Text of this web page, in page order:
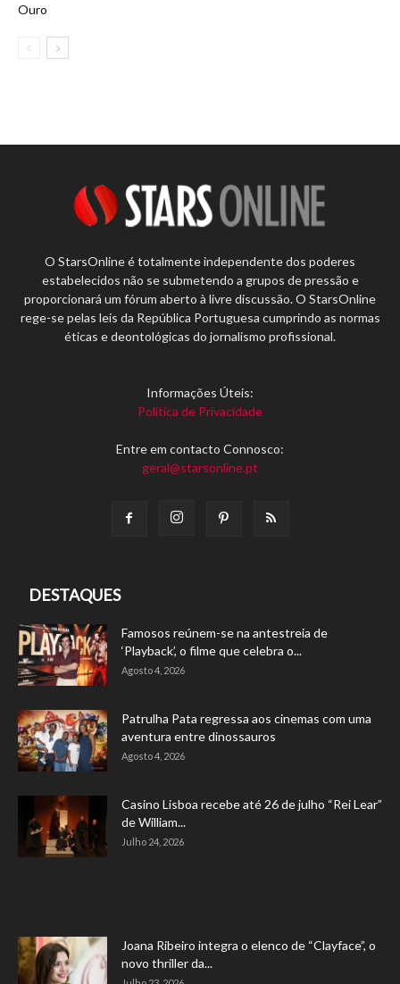
Ouro
O StarsOnline é totalmente independente dos poderes
estabelecidos não se submetendo a grupos de pressão e
proporcionará um fórum aberto à livre discussão. O StarsOnline
rege-se pelas leis da República Portuguesa cumprindo as normas
éticas e deontológicas do jornalismo profissional.
Informações Úteis:
Política de Privacidade
Entre em contacto Connosco:
geral@starsonline.pt
DESTAQUES
Famosos reúnem-se na antestreia de
‘Playback’, o filme que celebra o...
Agosto 4, 2026
Patrulha Pata regressa aos cinemas com uma
aventura entre dinossauros
Agosto 4, 2026
Casino Lisboa recebe até 26 de julho “Rei Lear”
de William...
Julho 24, 2026
Joana Ribeiro integra o elenco de “Clayface”, o
novo thriller da...